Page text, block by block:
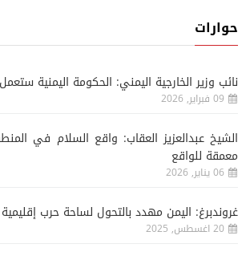
حوارات
نائب وزير الخارجية اليمني: الحكومة اليمنية
09 فبراير, 2026
الشيخ عبدالعزيز العقاب: واقع السلام في
معمقة للواقع
06 يناير, 2026
غروندبرغ: اليمن مهدد بالتحول لساحة حرب
20 اغسطس, 2025